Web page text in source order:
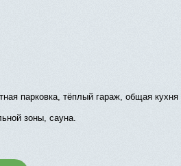
парковка, тёплый гараж, общая
зоны, сауна.